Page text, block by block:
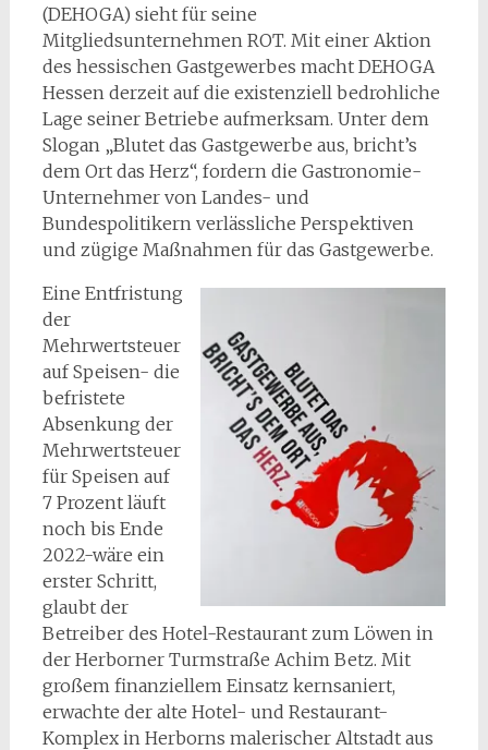
(DEHOGA) sieht für seine
Mitgliedsunternehmen ROT. Mit einer Aktion
des hessischen Gastgewerbes macht DEHOGA
Hessen derzeit auf die existenziell bedrohliche
Lage seiner Betriebe aufmerksam. Unter dem
Slogan „Blutet das Gastgewerbe aus, bricht’s
dem Ort das Herz“, fordern die Gastronomie-
Unternehmer von Landes- und
Bundespolitikern verlässliche Perspektiven
und zügige Maßnahmen für das Gastgewerbe.
Eine Entfristung
der
Mehrwertsteuer
auf Speisen- die
befristete
Absenkung der
Mehrwertsteuer
für Speisen auf
7 Prozent läuft
noch bis Ende
2022-wäre ein
erster Schritt,
glaubt der
Betreiber des Hotel-Restaurant zum Löwen in
der Herborner Turmstraße Achim Betz. Mit
großem finanziellem Einsatz kernsaniert,
erwachte der alte Hotel- und Restaurant-
Komplex in Herborns malerischer Altstadt aus